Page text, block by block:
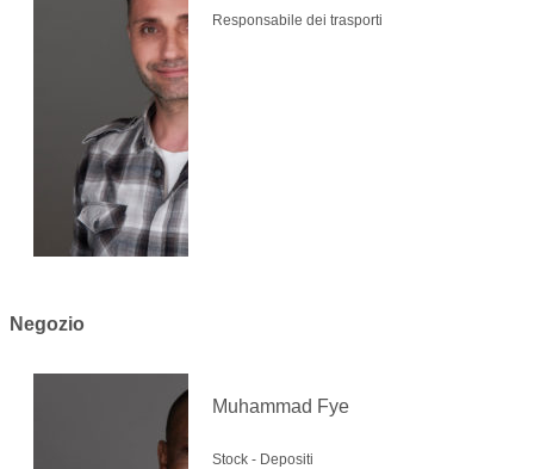
Responsabile dei trasporti
Negozio
Muhammad Fye
Stock - Depositi